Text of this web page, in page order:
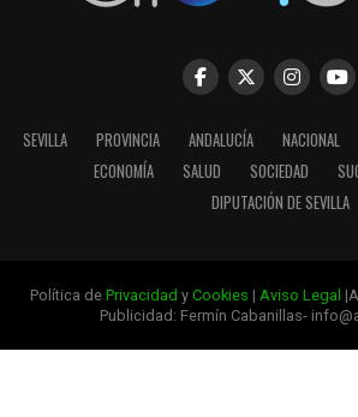
SEVILLA PROVINCIA ANDALUCÍA NACIONAL
ECONOMÍA
SALUD SOCIEDAD
DIPUTACIÓN DE SEVILLA
Política de Privacidad y Cookies | Aviso Legal
Publicidad: Fermín Cabanillas-